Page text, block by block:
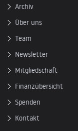
Archiv
Über uns
Team
Newsletter
Mitgliedschaft
Finanzübersicht
Spenden
Kontakt